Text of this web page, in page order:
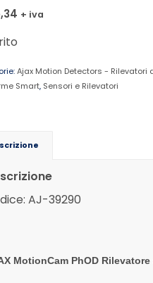
+ iva
Ajax Motion Detectors - Rilevatori
Smart, Sensori e Rilevatori
AJ-39290
MotionCam PhOD